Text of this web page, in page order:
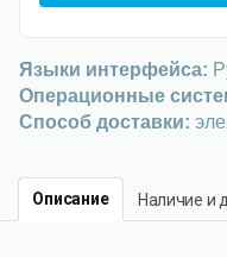
Языки интерфейса:
Операционные
Способ доставки:
Описание Наличие и